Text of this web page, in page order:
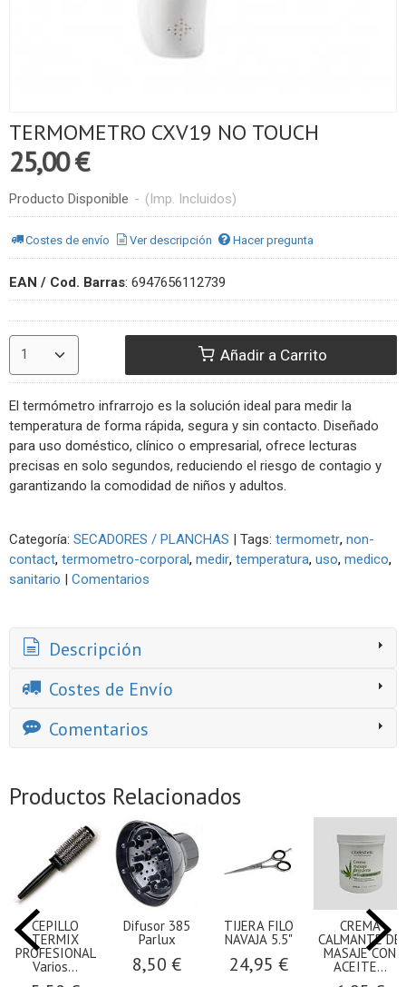
TERMOMETRO CXV19 NO TOUCH
25,00 €
Producto Disponible - (Imp. Incluidos)
Costes de envío Ver descripción Hacer pregunta
EAN / Cod. Barras: 6947656112739
Añadir a Carrito
El termómetro infrarrojo es la solución ideal para medir la
temperatura de forma rápida, segura y sin contacto. Diseñado
para uso doméstico, clínico o empresarial, ofrece lecturas
precisas en solo segundos, reduciendo el riesgo de contagio y
garantizando la comodidad de niños y adultos.
Categoría: SECADORES / PLANCHAS | Tags: termometr non-
contact termometro-corporal medir temperatura uso medico
sanitario | Comentarios
Descripción
Costes de Envío
Comentarios
Productos Relacionados
CEPILLO
TERMIX
PROFESIONAL
Varios...
Difusor 385
Parlux
8,50 €
TIJERA FILO
NAVAJA 5.5"
24,95 €
CREMA
CALMANTE DE
MASAJE CON
ACEITE...